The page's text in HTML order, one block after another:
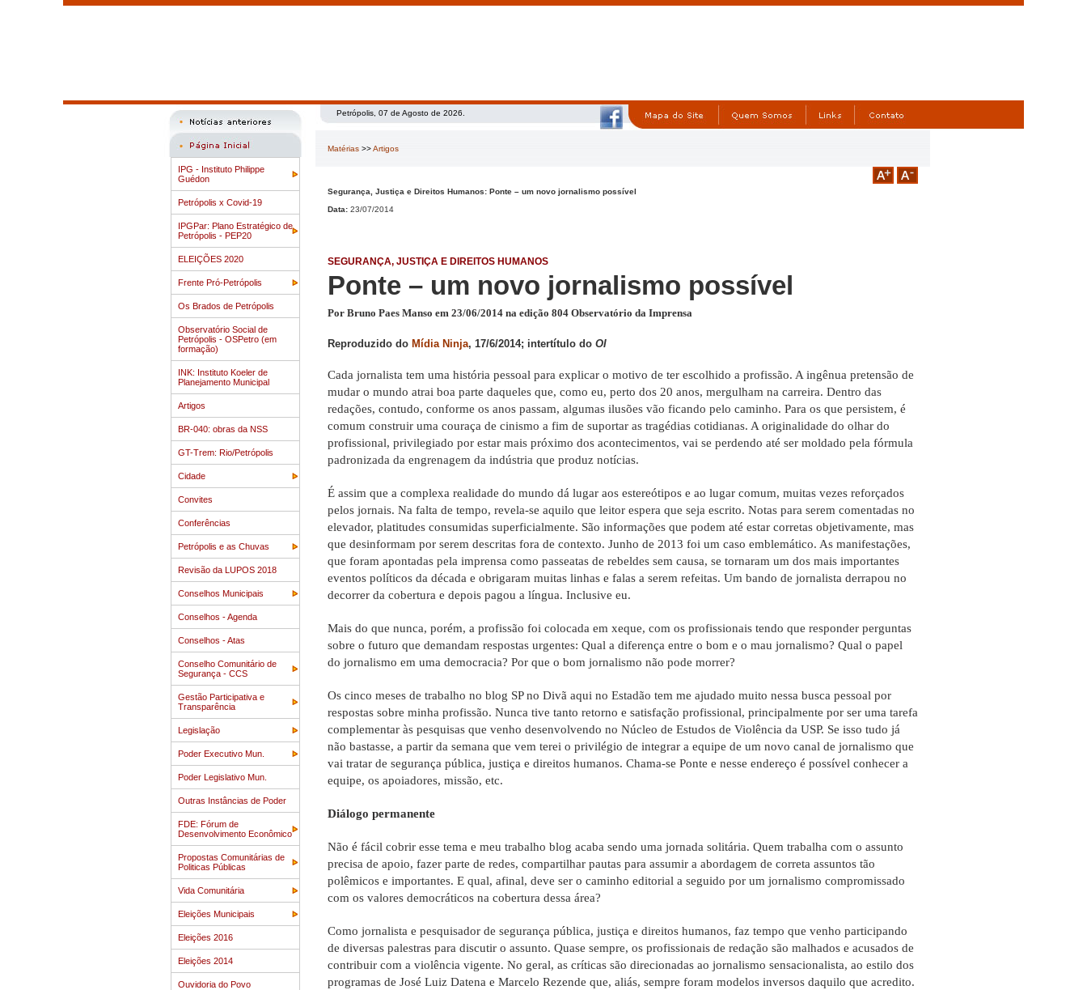
IPG - Instituto Philippe
Guédon
Petrópolis x Covid-19
IPGPar: Plano Estratégico de
Petrópolis - PEP20
ELEIÇÕES 2020
Frente Pró-Petrópolis
Os Brados de Petrópolis
Observatório Social de
Petrópolis - OSPetro (em
formação)
INK: Instituto Koeler de
Planejamento Municipal
Artigos
BR-040: obras da NSS
GT-Trem: Rio/Petrópolis
Cidade
Convites
Conferências
Petrópolis e as Chuvas
Revisão da LUPOS 2018
Conselhos Municipais
Conselhos - Agenda
Conselhos - Atas
Conselho Comunitário de
Segurança - CCS
Gestão Participativa e
Transparência
Legislação
Poder Executivo Mun.
Poder Legislativo Mun.
Outras Instâncias de Poder
FDE: Fórum de
Desenvolvimento Econômico
Propostas Comunitárias de
Politicas Públicas
Vida Comunitária
Eleições Municipais
Eleições 2016
Eleições 2014
Ouvidoria do Povo
Petrópolis, 07 de Agosto de 2026.
Matérias >>Artigos
Segurança, Justiça e Direitos Humanos: Ponte – um novo jornalismo possível
Data: 23/07/2014
SEGURANÇA, JUSTIÇA E DIREITOS HUMANOS
Ponte – um novo jornalismo possível
Por Bruno Paes Manso em 23/06/2014 na edição 804 Observatório da Imprensa
Reproduzido do Mídia Ninja, 17/6/2014; intertítulo do OI
Cada jornalista tem uma história pessoal para explicar o motivo de ter escolhido a profissão. A ingênua pretensão de
mudar o mundo atrai boa parte daqueles que, como eu, perto dos 20 anos, mergulham na carreira. Dentro das
redações, contudo, conforme os anos passam, algumas ilusões vão ficando pelo caminho. Para os que persistem, é
comum construir uma couraça de cinismo a fim de suportar as tragédias cotidianas. A originalidade do olhar do
profissional, privilegiado por estar mais próximo dos acontecimentos, vai se perdendo até ser moldado pela fórmula
padronizada da engrenagem da indústria que produz notícias.
É assim que a complexa realidade do mundo dá lugar aos estereótipos e ao lugar comum, muitas vezes reforçados
pelos jornais. Na falta de tempo, revela-se aquilo que leitor espera que seja escrito. Notas para serem comentadas no
elevador, platitudes consumidas superficialmente. São informações que podem até estar corretas objetivamente, mas
que desinformam por serem descritas fora de contexto. Junho de 2013 foi um caso emblemático. As manifestações,
que foram apontadas pela imprensa como passeatas de rebeldes sem causa, se tornaram um dos mais importantes
eventos políticos da década e obrigaram muitas linhas e falas a serem refeitas. Um bando de jornalista derrapou no
decorrer da cobertura e depois pagou a língua. Inclusive eu.
Mais do que nunca, porém, a profissão foi colocada em xeque, com os profissionais tendo que responder perguntas
sobre o futuro que demandam respostas urgentes: Qual a diferença entre o bom e o mau jornalismo? Qual o papel
do jornalismo em uma democracia? Por que o bom jornalismo não pode morrer?
Os cinco meses de trabalho no blog SP no Divã aqui no Estadão tem me ajudado muito nessa busca pessoal por
respostas sobre minha profissão. Nunca tive tanto retorno e satisfação profissional, principalmente por ser uma tarefa
complementar às pesquisas que venho desenvolvendo no Núcleo de Estudos de Violência da USP. Se isso tudo já
não bastasse, a partir da semana que vem terei o privilégio de integrar a equipe de um novo canal de jornalismo que
vai tratar de segurança pública, justiça e direitos humanos. Chama-se Ponte e nesse endereço é possível conhecer a
equipe, os apoiadores, missão, etc.
Diálogo permanente
Não é fácil cobrir esse tema e meu trabalho blog acaba sendo uma jornada solitária. Quem trabalha com o assunto
precisa de apoio, fazer parte de redes, compartilhar pautas para assumir a abordagem de correta assuntos tão
polêmicos e importantes. E qual, afinal, deve ser o caminho editorial a seguido por um jornalismo compromissado
com os valores democráticos na cobertura dessa área?
Como jornalista e pesquisador de segurança pública, justiça e direitos humanos, faz tempo que venho participando
de diversas palestras para discutir o assunto. Quase sempre, os profissionais de redação são malhados e acusados de
contribuir com a violência vigente. No geral, as críticas são direcionadas ao jornalismo sensacionalista, ao estilo dos
programas de José Luiz Datena e Marcelo Rezende que, aliás, sempre foram modelos inversos daquilo que acredito.